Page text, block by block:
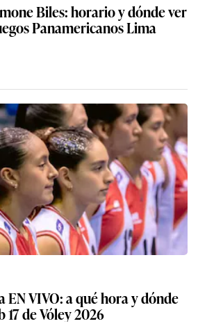
Biles: horario y dónde ver
Panamericanos Lima
EN VIVO: a qué hora y dónde
de Vóley 2026